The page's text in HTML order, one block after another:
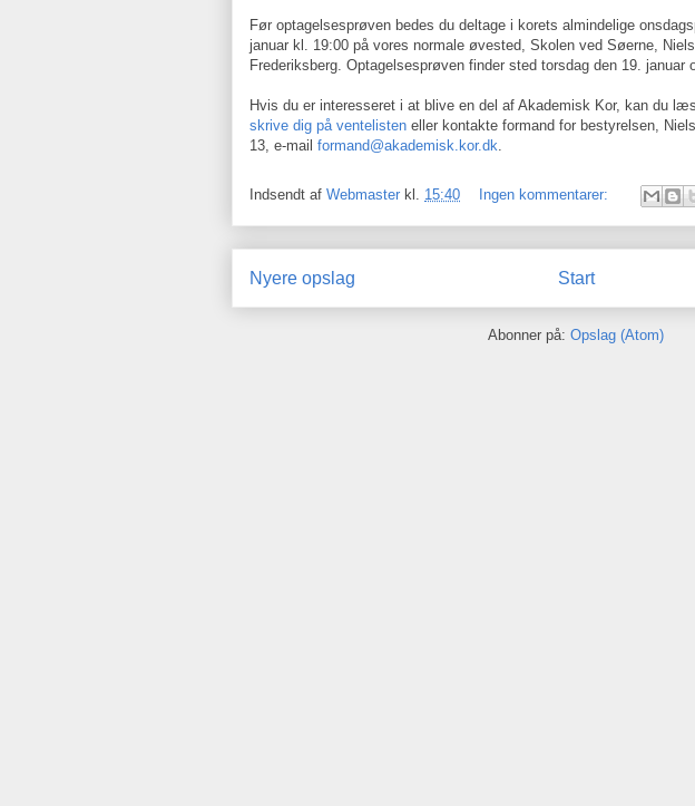
Før optagelsesprøven bedes du deltage i korets almindelige
januar kl. 19:00 på vores normale øvested, Skolen ved Søerne,
Frederiksberg. Optagelsesprøven finder sted torsdag den 19. januar
Hvis du er interesseret i at blive en del af Akademisk Kor, kan du
skrive dig på ventelisten eller kontakte formand for bestyrelsen,
13, e-mail formand@akademisk.kor.dk.
Indsendt af Webmaster kl. 15:40 Ingen kommentarer:
Nyere opslag Start
Abonner på: Opslag (Atom)